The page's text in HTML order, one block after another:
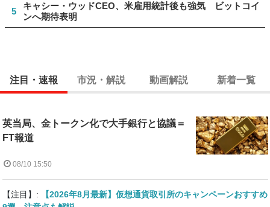
5
キャシー・ウッドCEO、米雇用統計後も強気 ビットコイ
ンへ期待表明
注目・速報 市況・解説 動画解説 新着一覧
英当局、金トークン化で大手銀行と協議＝
FT報道
08/10 15:50
【注目】:
【2026年8月最新】仮想通貨取引所のキャンペーンおすすめ